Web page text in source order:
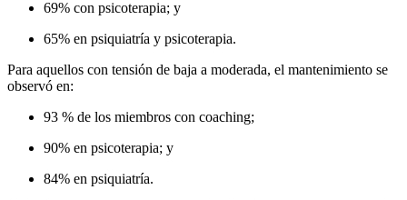
69% con psicoterapia; y
65% en psiquiatría y psicoterapia.
Para aquellos con tensión de baja a moderada, el mantenimiento se
observó en:
93 % de los miembros con coaching;
90% en psicoterapia; y
84% en psiquiatría.